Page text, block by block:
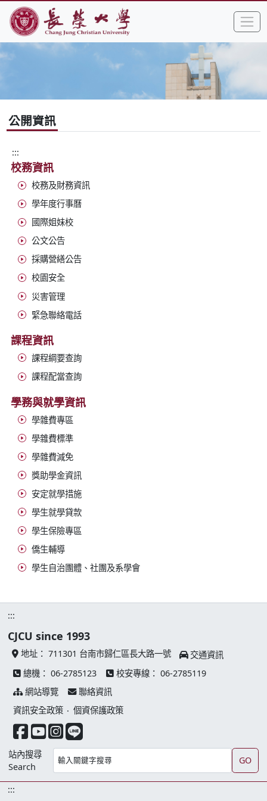
跳到主要內容區塊
長榮大學全球資訊網中文網頁
手
公開資訊
:::
校務資訊
校務及財務資訊
學年度行事曆
國際姐妹校
公文公告
採購營繕公告
校園安全
災害管理
緊急聯絡電話
課程資訊
課程綱要查詢
課程配當查詢
學務與就學資訊
學雜費專區
學雜費標準
學雜費減免
獎助學金資訊
安定就學措施
學生就學貸款
學生保險專區
僑生輔導
學生自治團體、社團及系學會
:::
CJCU since 1993
地址： 711301 台南市歸仁區長大路一號
交通資訊
總機： 06-2785123 校安專線： 06-2785119
網站導覽
聯絡資訊
資訊安全政策 ‧ 個資保護政策
facebook 連結
youtube 連結
instagram 連結
line 連結
站內搜尋
Search
GO
:::